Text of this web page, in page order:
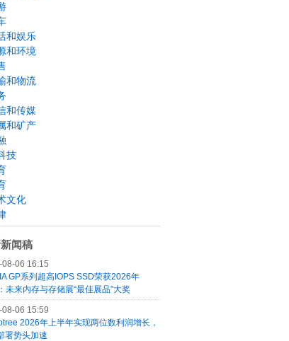
和娱乐
和环境
和物流
和传媒
和矿产
技
文化
闻稿
06 16:15
GP系列超高IOPS SSD荣获2026年
未来内存与存储展“最佳展品”大奖
06 15:59
2026年上半年实现两位数利润增长，
署势头加速